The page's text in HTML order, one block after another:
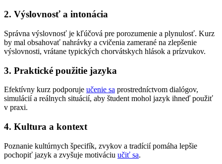
2. Výslovnosť a intonácia
Správna výslovnosť je kľúčová pre porozumenie a plynulosť. Kurz
by mal obsahovať nahrávky a cvičenia zamerané na zlepšenie
výslovnosti, vrátane typických chorvátskych hlások a prízvukov.
3. Praktické použitie jazyka
Efektívny kurz podporuje učenie sa prostredníctvom dialógov,
simulácií a reálnych situácií, aby študent mohol jazyk ihneď použiť
v praxi.
4. Kultura a kontext
Poznanie kultúrnych špecifík, zvykov a tradícií pomáha lepšie
pochopiť jazyk a zvyšuje motiváciu učiť sa.